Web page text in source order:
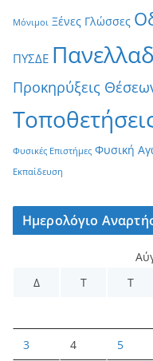
Μόνιμοι Ξένες Γλώσσες
ΠΥΣΔΕ
Προκηρύξεις
Φυσικές Επιστήμες Φυσική
Εκπαίδευση
Ημερολόγιο
Δ
Τ Τ
3 4 5